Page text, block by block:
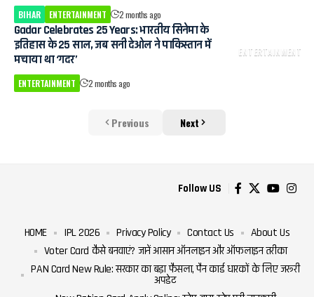
BIHAR ENTERTAINMENT 2 months ago
ENTERTAINMENT
Gadar Celebrates 25 Years: भारतीय सिनेमा के
इतिहास के 25 साल, जब सनी देओल ने पाकिस्तान में
मचाया था ‘गदर’
ENTERTAINMENT 2 months ago
Previous Next
Follow US
HOME IPL 2026 Privacy Policy Contact Us
About Us
Voter Card कैसे बनवाएं? जानें आसान ऑनलाइन और ऑफलाइन तरीका
PAN Card New Rule: सरकार का बड़ा फैसला, पैन कार्ड धारकों के लिए जरूरी
अपडेट